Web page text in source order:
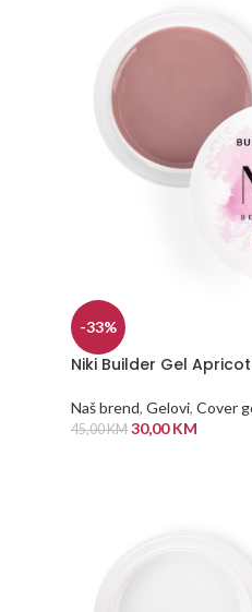
-33%
Niki Builder Gel
Naš brend, Gelovi, Cover
45,00KM 30,00KM